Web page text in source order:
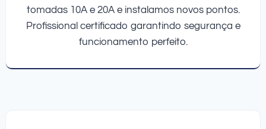
tomadas 10A e 20A e instalamos novos pontos.
Profissional certificado garantindo segurança e
funcionamento perfeito.